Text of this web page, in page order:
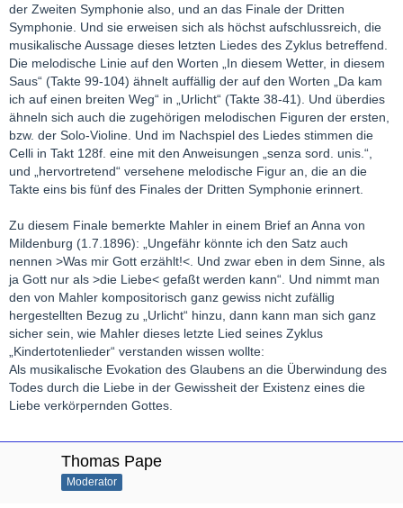
der Zweiten Symphonie also, und an das Finale der Dritten
Symphonie. Und sie erweisen sich als höchst aufschlussreich, die
musikalische Aussage dieses letzten Liedes des Zyklus betreffend.
Die melodische Linie auf den Worten „In diesem Wetter, in diesem
Saus“ (Takte 99-104) ähnelt auffällig der auf den Worten „Da kam
ich auf einen breiten Weg“ in „Urlicht“ (Takte 38-41). Und überdies
ähneln sich auch die zugehörigen melodischen Figuren der ersten,
bzw. der Solo-Violine. Und im Nachspiel des Liedes stimmen die
Celli in Takt 128f. eine mit den Anweisungen „senza sord. unis.“,
und „hervortretend“ versehene melodische Figur an, die an die
Takte eins bis fünf des Finales der Dritten Symphonie erinnert.
Zu diesem Finale bemerkte Mahler in einem Brief an Anna von
Mildenburg (1.7.1896): „Ungefähr könnte ich den Satz auch
nennen >Was mir Gott erzählt!<. Und zwar eben in dem Sinne, als
ja Gott nur als >die Liebe< gefaßt werden kann“. Und nimmt man
den von Mahler kompositorisch ganz gewiss nicht zufällig
hergestellten Bezug zu „Urlicht“ hinzu, dann kann man sich ganz
sicher sein, wie Mahler dieses letzte Lied seines Zyklus
„Kindertotenlieder“ verstanden wissen wollte:
Als musikalische Evokation des Glaubens an die Überwindung des
Todes durch die Liebe in der Gewissheit der Existenz eines die
Liebe verkörpernden Gottes.
Thomas Pape
Moderator